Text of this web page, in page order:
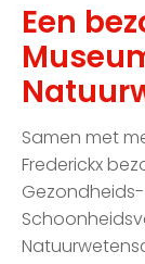
Een
Samen met
Frederickx